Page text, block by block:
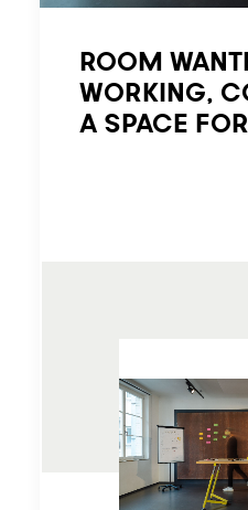
ROOM
WORKING,
A SPACE